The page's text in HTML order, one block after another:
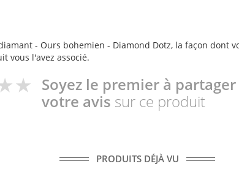
- Ours bohemien - Diamond Dotz, la façon dont
vous l'avez associé.
Soyez le premier à partager
votre avis sur ce produit
PRODUITS DÉJÀ VU